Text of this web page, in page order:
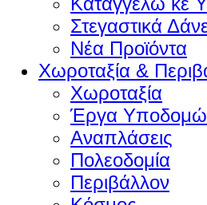
Στεγαστικά
Νέα Προϊόντα
Χωροταξία &
Χωροταξία
Έργα
Αναπλάσεις
Πολεοδομία
Περιβάλλον